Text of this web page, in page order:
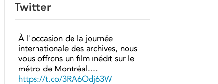
Twitter
À l'occasion de la journée
internationale des archives, nous
vous offrons un film inédit sur le
métro de Montréal.…
https://t.co/3RA6Odj63W